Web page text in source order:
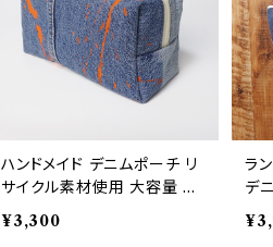
ハンドメイド デニムポーチ リ
サイクル素材使用 大容量 旅
行やコスメ用 送料無料 RD2
4005
¥3,300
ラ
デ